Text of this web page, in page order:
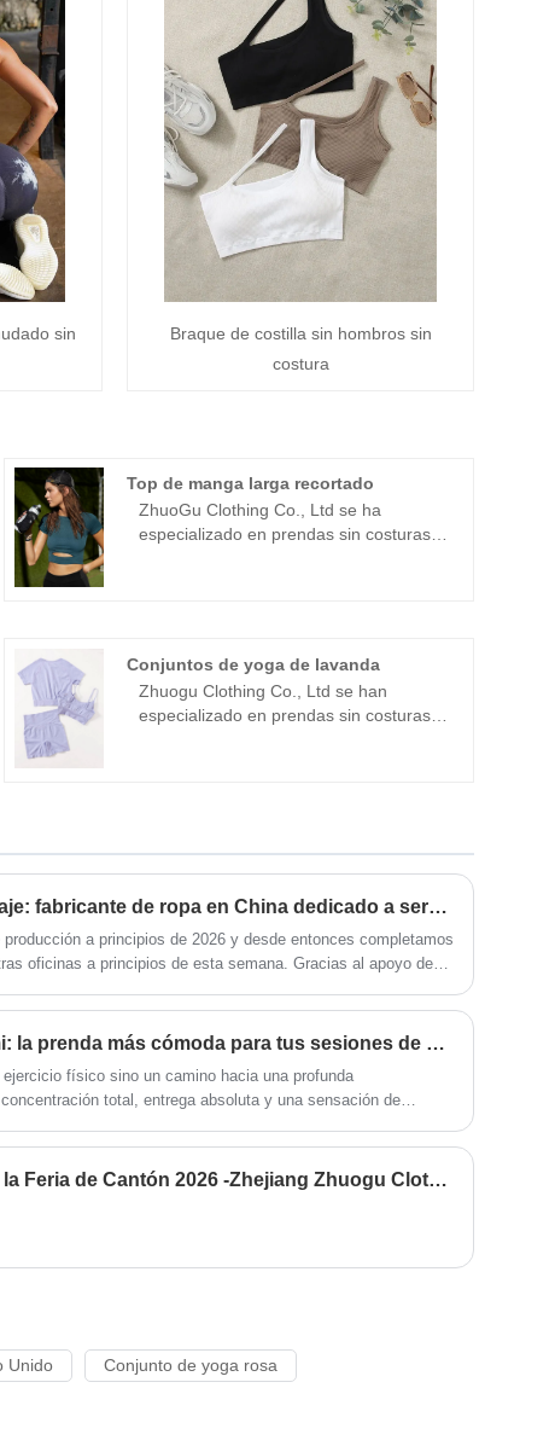
sin
Braque de costilla sin hombros sin
costura
Top de manga larga recortado
ZhuoGu Clothing Co., Ltd se ha
especializado en prendas sin costuras
adheriremos al propósito de "calidad,
credibilidad", con ciencia Métodos de
gestión, fuerte fuerza técnica, continuará
profundizando la reforma, mecanismo
negociaciones comerciales.
Conjuntos de yoga de lavanda
Zhuogu Clothing Co., Ltd se han
especializado en prendas sin costuras
Nuevo capítulo, nuevo viaje: fabricante de ropa en China dedicado a servir marcas globales
a principios de 2026 y desde entonces completamos
oficinas a principios de esta semana. Gracias al apoyo de
de fabricación de prendas sin costuras. Además, para
los clientes, hemos ampliado nuestras instalaciones de
de ropa deportiva y prendas deportivas con cortes.
Smooth Rib of Yoga Cami: la prenda más cómoda para tus sesiones de yoga
físico sino un camino hacia una profunda
total, entrega absoluta y una sensación de
Invitación a visitarnos en la Feria de Cantón 2026 -Zhejiang Zhuogu Clothing Co.Ltd
Unido Conjunto de yoga rosa